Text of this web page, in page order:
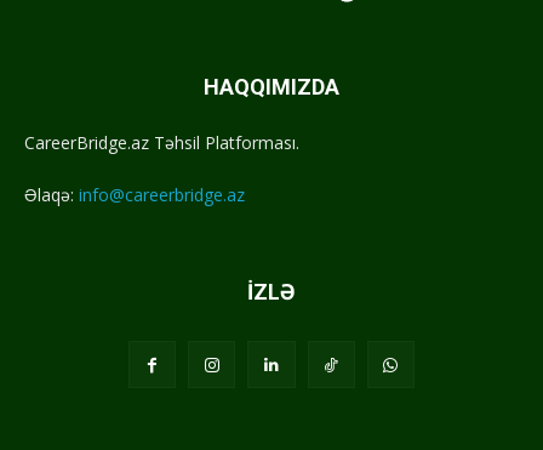
HAQQIMIZDA
CareerBridge.az Təhsil Platforması.
Əlaqə: info@careerbridge.az
İZLƏ